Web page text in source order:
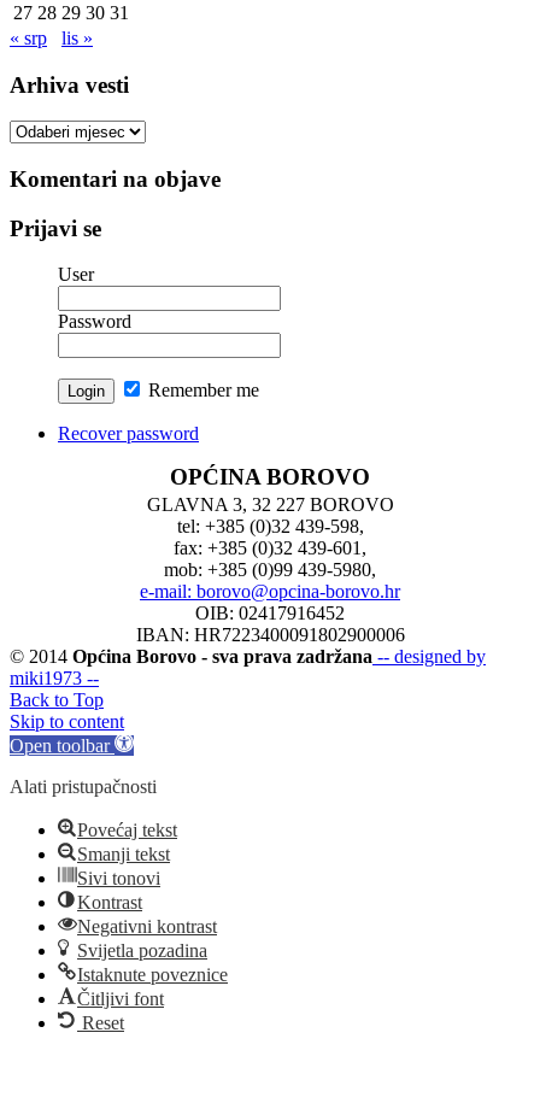
27 28 29 30 31
« srp
lis »
Arhiva vesti
Arhiva
Komentari na objave
Prijavi se
User
Password
Remember me
Recover password
OPĆINA BOROVO
GLAVNA 3, 32 227 BOROVO
tel: +385 (0)32 439-598,
fax: +385 (0)32 439-601,
mob: +385 (0)99 439-5980,
e-mail: borovo@opcina-borovo.hr
OIB: 02417916452
IBAN: HR7223400091802900006
© 2014 Općina Borovo - sva prava zadržana -- designed by
miki1973 --
Back to Top
Skip to content
Open toolbar
Alati pristupačnosti
Povećaj tekst
Smanji tekst
Sivi tonovi
Kontrast
Negativni kontrast
Svijetla pozadina
Istaknute poveznice
Čitljivi font
Reset